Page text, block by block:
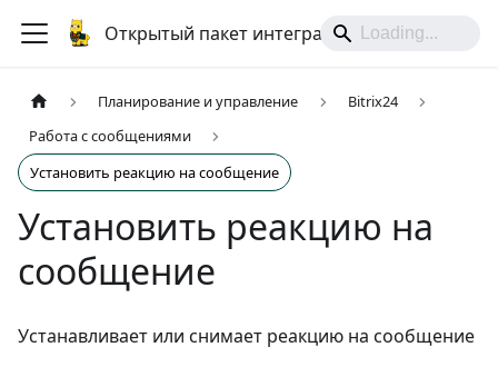
Открытый пакет интеграций
Планирование и управление
Bitrix24
Работа с сообщениями
Установить реакцию на сообщение
Установить реакцию на
сообщение
Устанавливает или снимает реакцию на сообщение